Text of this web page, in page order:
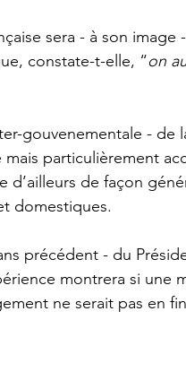
sera - à son image
constate-t-elle, “on
gouvenementale - de
particulièrement
d’ailleurs de façon
domestiques.
précédent - du
montrera si une
ne serait pas en